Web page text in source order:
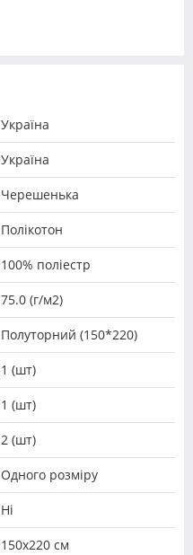
Україна
Україна
Черешенька
Полікотон
100% поліестр
75.0 (г/м2)
Полуторний (150*220)
1 (шт)
1 (шт)
2 (шт)
Одного розміру
Ні
150х220 см